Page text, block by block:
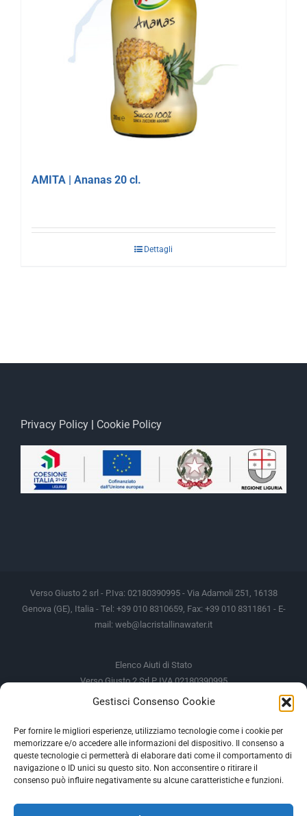
Gestisci Consenso Cookie
Per fornire le migliori esperienze, utilizziamo tecnologie come i cookie per
memorizzare e/o accedere alle informazioni del dispositivo. Il consenso a
queste tecnologie ci permetterà di elaborare dati come il comportamento di
navigazione o ID unici su questo sito. Non acconsentire o ritirare il
consenso può influire negativamente su alcune caratteristiche e funzioni.
AMITA | Ananas 20 cl.
Dettagli
Privacy Policy | Cookie Policy
Verso Giusto 2 srl - P.Iva: 02180390995 - Via Adamoli 251, 16138
Genova (GE), Italia - Tel: +39 010 8310659, Fax: +39 010 8311861 - E-
mail: web@lacristallinawater.it
Elenco Aiuti di Stato
Verso Giusto 2 Srl P IVA 02180390995
Soggetto Erogante
Somma Incassata
Agenzia delle Entrate
49.338,00 €
Agenzia delle Entrate
49.338,00 €
M.I.S.E
935,34 €